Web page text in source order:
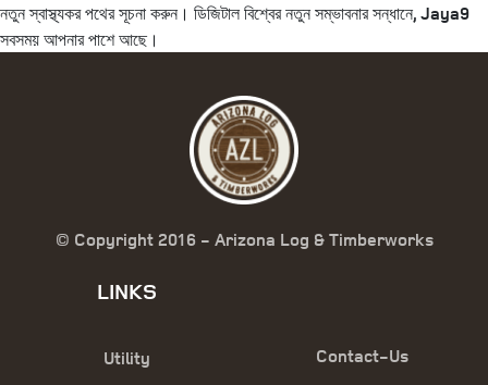
নতুন স্বাস্থ্যকর পথের সূচনা করুন। ডিজিটাল বিশ্বের নতুন সম্ভাবনার সন্ধানে, Jaya9
সবসময় আপনার পাশে আছে।
© Copyright 2016 - Arizona Log & Timberworks
LINKS
Utility
Contact-Us